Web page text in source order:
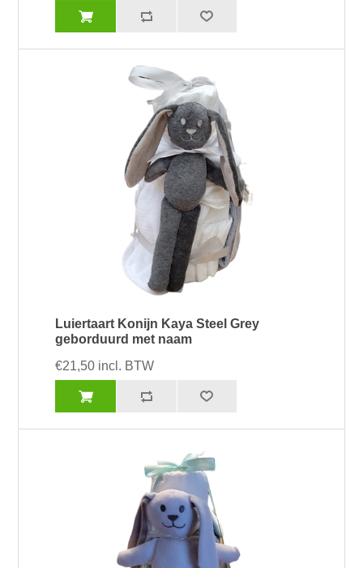
Luiertaart Konijn Kaya Steel Grey
geborduurd met naam
€21,50 incl. BTW